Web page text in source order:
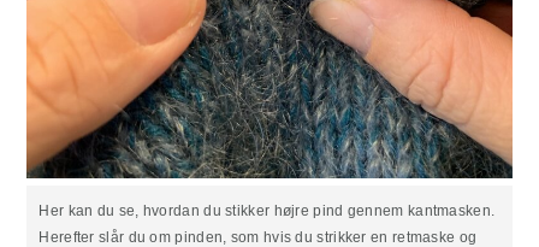
Her kan du se, hvordan du stikker højre pind gennem kantmasken.
Herefter slår du om pinden, som hvis du strikker en retmaske og